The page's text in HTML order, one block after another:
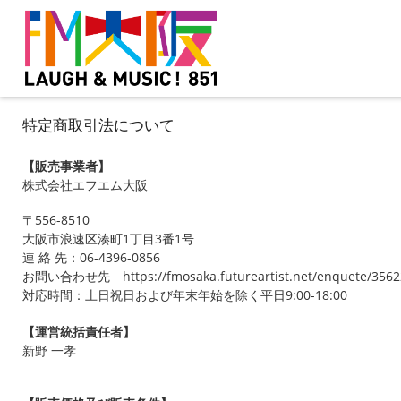
特定商取引法について
【販売事業者】
株式会社エフエム大阪
〒556-8510
大阪市浪速区湊町1丁目3番1号
連 絡 先：06-4396-0856
お問い合わせ先 https://fmosaka.futureartist.net/enquete/
対応時間：土日祝日および年末年始を除く平日9:00-18:00
【運営統括責任者】
新野 一孝